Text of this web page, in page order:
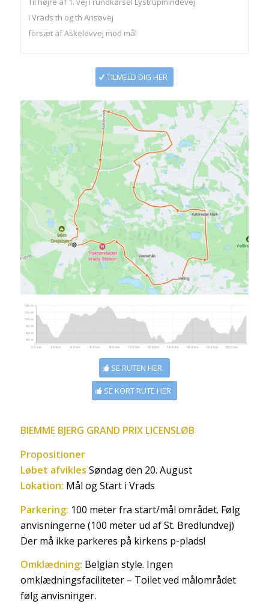
I Vrads th og th Ansøvej
forsæt af Askelevvej mod mål
TILMELD DIG HER
SE RUTEN HER.
SE KORT RUTE HER
BIEMME BJERG GRAND PRIX LICENSLØB
Propositioner
Løbet afvikles Søndag den 20. August
Lokation: Mål og Start i Vrads
Parkering: 100 meter fra start/mål området. Følg
anvisningerne (100 meter ud af St. Bredlundvej)
Der må ikke parkeres på kirkens p-plads!
Omklædning: Belgian style. Ingen
omklædningsfaciliteter – Toilet ved målområdet
følg anvisninger.